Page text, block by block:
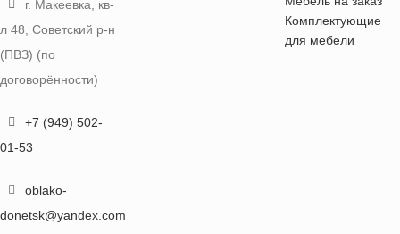
г. Макеевка, кв-
л 48, Советский р-н
(ПВЗ) (по
договорённости)
+7 (949) 502-
01-53
oblako-
donetsk@yandex.com
Комплектующие
для мебели